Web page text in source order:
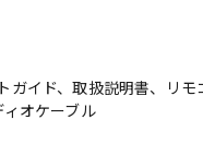
ガイド、取扱説明書、リモ
オケーブル